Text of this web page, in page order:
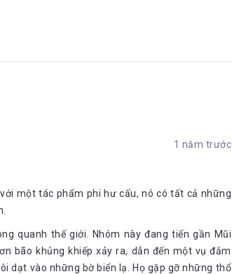
1 năm trước
một tác phẩm phi hư cấu, nó có tất cả những
quanh thế giới. Nhóm này đang tiến gần Mũi
bão khủng khiếp xảy ra, dẫn đến một vụ đắm
dạt vào những bờ biển lạ. Họ gặp gỡ những thổ